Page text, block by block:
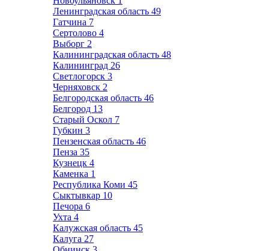
Ленинградская область 49
Гатчина 7
Сертолово 4
Выборг 2
Калининградская область 48
Калининград 26
Светлогорск 3
Черняховск 2
Белгородская область 46
Белгород 13
Старый Оскол 7
Губкин 3
Пензенская область 46
Пенза 35
Кузнецк 4
Каменка 1
Республика Коми 45
Сыктывкар 10
Печора 6
Ухта 4
Калужская область 45
Калуга 27